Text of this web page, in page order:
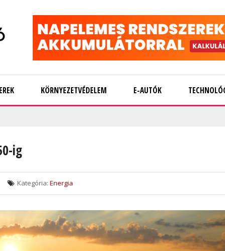
KÖRNYEZETVÉDELEM E-AUTÓK
ig
Kategória: Energia